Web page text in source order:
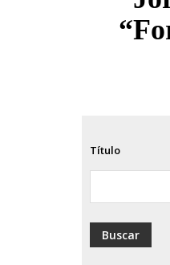
ayuda
Título